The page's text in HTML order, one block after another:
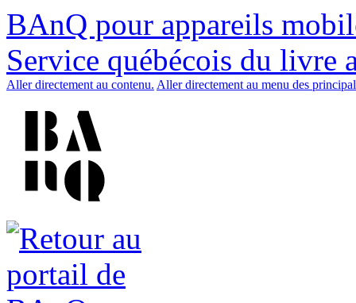
BAnQ pour appareils
Service québécois du livre
Aller directement au contenu. Aller directement au menu des